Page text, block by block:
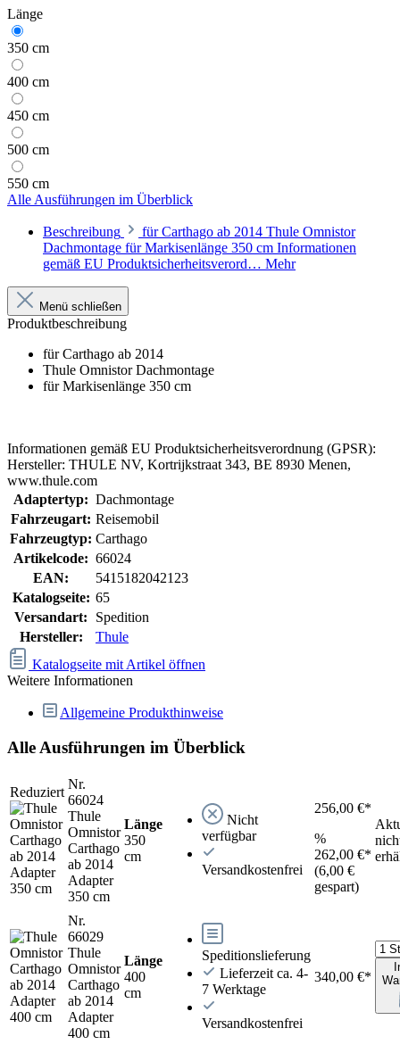
Länge
350 cm
400 cm
450 cm
500 cm
550 cm
Alle Ausführungen im Überblick
Beschreibung
für Carthago ab 2014 Thule Omnistor
Dachmontage für Markisenlänge 350 cm Informationen
gemäß EU Produktsicherheitsverord… Mehr
Menü schließen
Produktbeschreibung
für Carthago ab 2014
Thule Omnistor Dachmontage
für Markisenlänge 350 cm
Informationen gemäß EU Produktsicherheitsverordnung (GPSR):
Hersteller: THULE NV, Kortrijkstraat 343, BE 8930 Menen,
www.thule.com
Adaptertyp: Dachmontage
Fahrzeugart: Reisemobil
Fahrzeugtyp: Carthago
Artikelcode: 66024
EAN:
5415182042123
Katalogseite: 65
Versandart:
Spedition
Hersteller:
Thule
Katalogseite mit Artikel öffnen
Weitere Informationen
Allgemeine Produkthinweise
Alle Ausführungen im Überblick
Reduziert
Nr.
66024
Thule
Omnistor
Carthago
ab 2014
Adapter
350 cm
Länge
350
cm
Nicht
verfügbar
Versandkostenfrei
256,00 €*
%
262,00 €*
(6,00 €
gespart)
Nr.
66029
Thule
Omnistor
Carthago
ab 2014
Adapter
400 cm
Länge
400
cm
Speditionslieferung
Lieferzeit ca. 4-
7 Werktage
Versandkostenfrei
340,00 €*